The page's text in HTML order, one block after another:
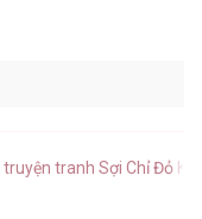
truyện tranh Sợi Chỉ Đỏ